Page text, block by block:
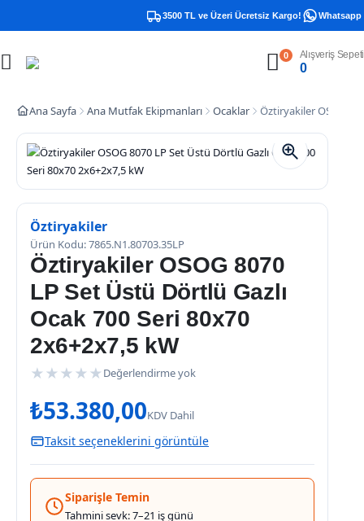
3500 TL ve Üzeri Ücretsiz Kargo! Whatsapp
0 Alışveriş Sepeti
0
Ana Sayfa Ana Mutfak Ekipmanları Ocaklar Öztiryakiler OSOG
Öztiryakiler
Ürün Kodu: 7865.N1.80703.35LP
Öztiryakiler OSOG 8070
LP Set Üstü Dörtlü Gazlı
Ocak 700 Seri 80x70
2x6+2x7,5 kW
★ ★ ★ ★ ★ Değerlendirme yok
₺53.380,00KDV Dahil
Taksit seçeneklerini görüntüle
Siparişle Temin
Tahmini sevk: 7–21 iş günü